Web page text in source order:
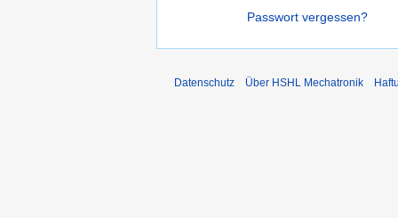
Passwort vergessen?
Datenschutz Über HSHL Mechatronik